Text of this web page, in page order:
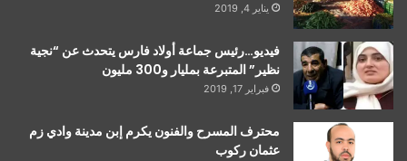
يناير 4, 2019
فيديو…رئيس جماعة أولاد فارس يتحدث عن “نجية
نظير” المتبرعة بمليار و300 مليون
فبراير 17, 2019
محترف المسرح والفنون يكرم إبن مدينة وادي زم
عثمان ركوب